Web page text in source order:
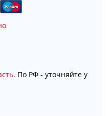
По РФ - уточняйте у